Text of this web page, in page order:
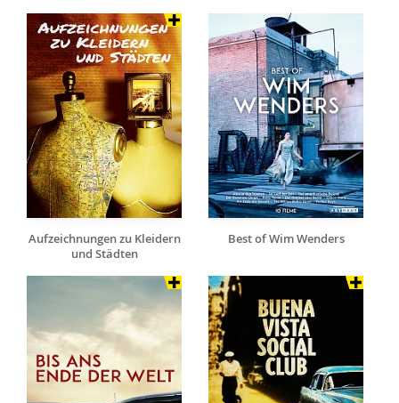
Aufzeichnungen zu Kleidern
und Städten
Best of Wim Wenders